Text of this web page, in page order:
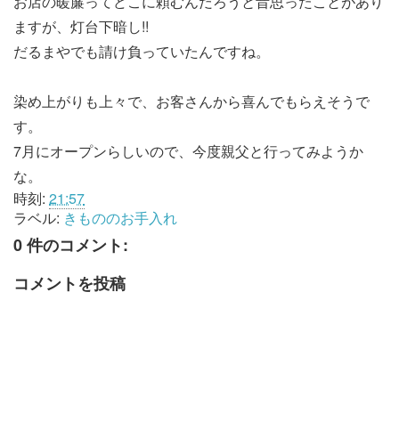
ますが、灯台下暗し!!
だるまやでも請け負っていたんですね。
染め上がりも上々で、お客さんから喜んでもらえそうで
す。
7月にオープンらしいので、今度親父と行ってみようか
な。
時刻: 21:57
ラベル: きもののお手入れ
0 件のコメント:
コメントを投稿